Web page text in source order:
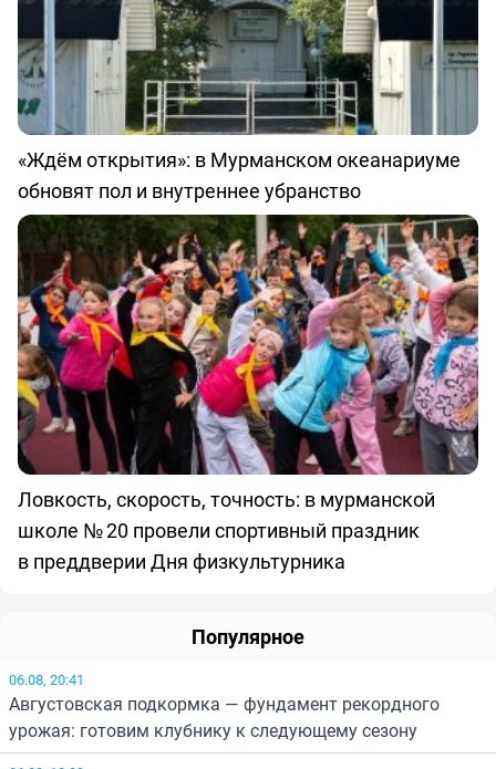
«Ждём открытия»: в Мурманском океанариуме
обновят пол и внутреннее убранство
Ловкость, скорость, точность: в мурманской
школе № 20 провели спортивный праздник
в преддверии Дня физкультурника
Популярное
06.08, 20:41
Августовская подкормка — фундамент рекордного
урожая: готовим клубнику к следующему сезону